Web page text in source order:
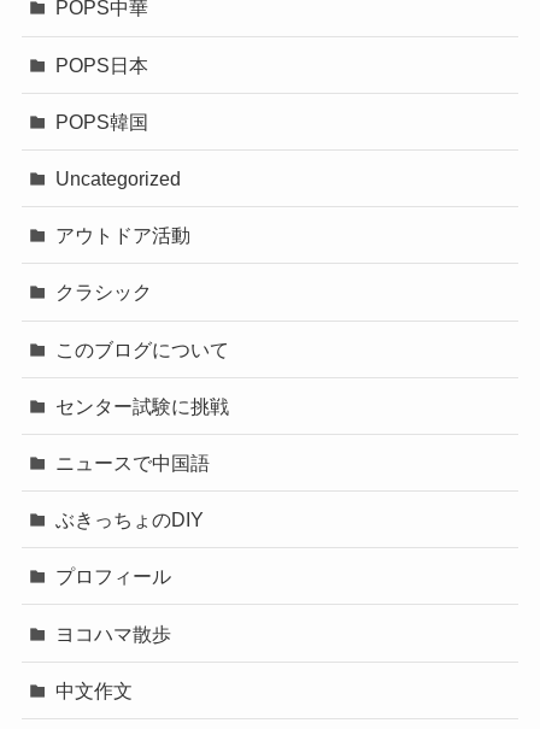
POPS中華
POPS日本
POPS韓国
Uncategorized
アウトドア活動
クラシック
このブログについて
センター試験に挑戦
ニュースで中国語
ぶきっちょのDIY
プロフィール
ヨコハマ散歩
中文作文